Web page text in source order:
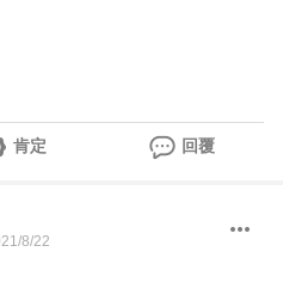
肯定 回覆
8/22